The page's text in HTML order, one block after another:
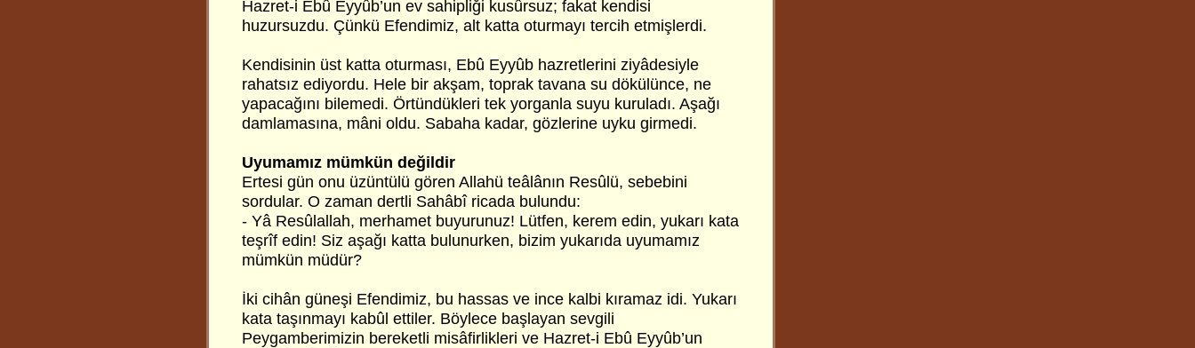
Hazret-i Ebû Eyyûb’un ev sahipliği kusûrsuz; fakat kendisi
huzursuzdu. Çünkü Efendimiz, alt katta oturmayı tercih etmişlerdi.
Kendisinin üst katta oturması, Ebû Eyyûb hazretlerini ziyâdesiyle
rahatsız ediyordu. Hele bir akşam, toprak tavana su dökülünce, ne
yapacağını bilemedi. Örtündükleri tek yorganla suyu kuruladı. Aşağı
damlamasına, mâni oldu. Sabaha kadar, gözlerine uyku girmedi.
Uyumamız mümkün değildir
Ertesi gün onu üzüntülü gören Allahü teâlânın Resûlü, sebebini
sordular. O zaman dertli Sahâbî ricada bulundu:
- Yâ Resûlallah, merhamet buyurunuz! Lütfen, kerem edin, yukarı kata
teşrîf edin! Siz aşağı katta bulunurken, bizim yukarıda uyumamız
mümkün müdür?
İki cihân güneşi Efendimiz, bu hassas ve ince kalbi kıramaz idi. Yukarı
kata taşınmayı kabûl ettiler. Böylece başlayan sevgili
Peygamberimizin bereketli misâfirlikleri ve Hazret-i Ebû Eyyûb’un